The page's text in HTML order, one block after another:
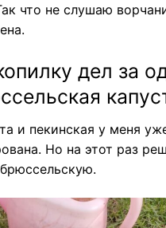
что не слушаю
дел за
и пекинская у меня
Но на этот раз